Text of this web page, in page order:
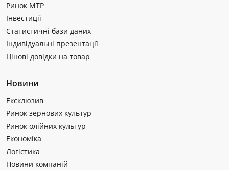
Ринок МТР
Інвестиції
Статистичні бази даних
Індивідуальні презентації
Цінові довідки на товар
Новини
Ексклюзив
Ринок зернових культур
Ринок олійних культур
Економіка
Логістика
Новини компаній